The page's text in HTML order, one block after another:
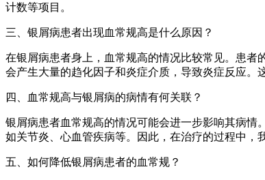
计数等项目。
三、银屑病患者出现血常规高是什么原因？
在银屑病患者身上，血常规高的情况比较常见。患者
会产生大量的趋化因子和炎症介质，导致炎症反应。
四、血常规高与银屑病的病情有何关联？
银屑病患者血常规高的情况可能会进一步影响其病情
如关节炎、心血管疾病等。因此，在治疗的过程中，
五、如何降低银屑病患者的血常规？